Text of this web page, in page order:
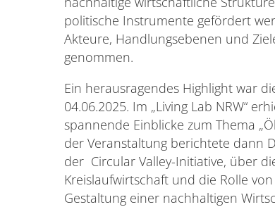
politische Instrumente gefördert
Akteure, Handlungsebenen und
genommen.
Ein herausragendes Highlight war
04.06.2025. Im „Living Lab NRW“
spannende Einblicke zum Thema
der Veranstaltung berichtete dann
der Circular Valley-Initiative, über
Kreislaufwirtschaft und die Rolle
Gestaltung einer nachhaltigen